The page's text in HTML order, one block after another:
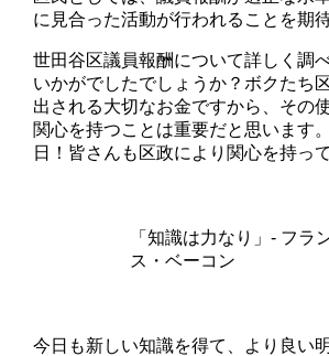
に見合った活動が行われることを期
世田谷区議員報酬について詳しく調
いかがでしたでしょうか？ボクたち
出される大切なお金ですから、その
関心を持つことは重要だと思います
日！皆さんも区政により関心を持っ
「知識は力なり」- フラ
ス・ベーコン
今日も新しい知識を得て、より良い